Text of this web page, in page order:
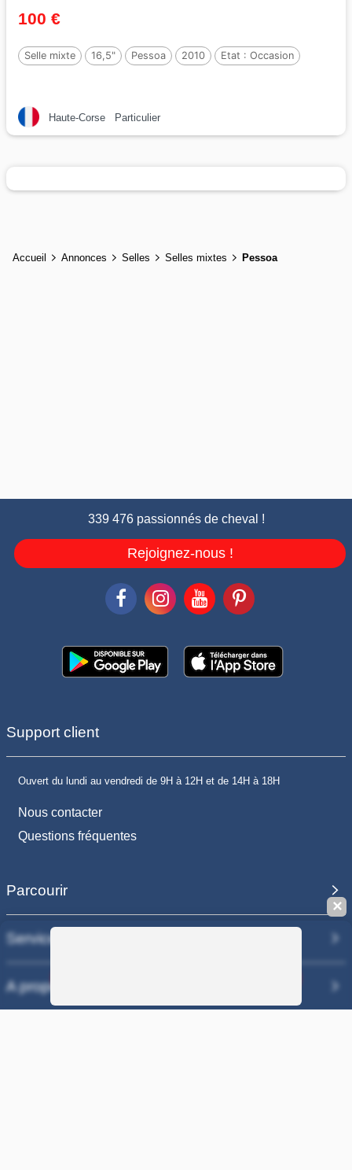
100 €
Selle mixte 16,5" Pessoa 2010 Etat : Occasion
Haute-Corse Particulier
Accueil Annonces Selles Selles mixtes Pessoa
339 476 passionnés de cheval !
Rejoignez-nous !
Support client
Ouvert du lundi au vendredi de 9H à 12H et de 14H à 18H
Nous contacter
Questions fréquentes
Parcourir
Services
A propos
✕